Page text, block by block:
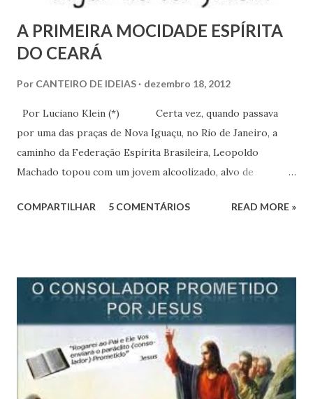
A PRIMEIRA MOCIDADE ESPÍRITA
DO CEARÁ
Por CANTEIRO DE IDEIAS dezembro 18, 2012
Por Luciano Klein (*) Certa vez, quando passava
por uma das praças de Nova Iguaçu, no Rio de Janeiro, a
caminho da Federação Espírita Brasileira, Leopoldo
Machado topou com um jovem alcoolizado, alvo de
aquela cena, começou a pensar no futuro dos jovens,
1930, no Centro Espírita Amaral Ornelas. A segunda, em
Nova Iguaçu, no Centro Espírita Fé, esperança e Caridade ,
dirigida por Leopoldo. E a terceira, em Três Rios, também
no Rio de Janeiro, no Grupo Espírita Fé e Esperança ,
coordenada por Ramiro Gama. Na década seguinte,
inúmeras outras apareceram em todo o País. O corolário
COMPARTILHAR 5 COMENTÁRIOS READ MORE »